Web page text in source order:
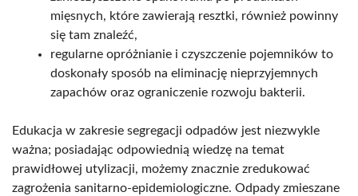
mięsnych, które zawierają resztki, również powinny
się tam znaleźć,
regularne opróżnianie i czyszczenie pojemników to
doskonały sposób na eliminację nieprzyjemnych
zapachów oraz ograniczenie rozwoju bakterii.
Edukacja w zakresie segregacji odpadów jest niezwykle
ważna; posiadając odpowiednią wiedzę na temat
prawidłowej utylizacji, możemy znacznie zredukować
zagrożenia sanitarno-epidemiologiczne. Odpady zmieszane